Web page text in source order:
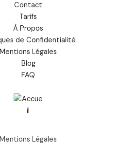
Contact
Tarifs
À Propos
de Confidentialité
Mentions Légales
Blog
FAQ
Mentions Légales